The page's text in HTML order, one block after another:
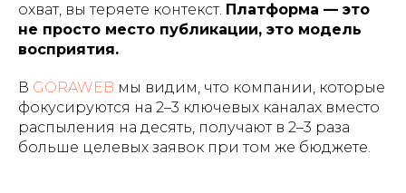
охват, вы теряете контекст. Платформа — это
не просто место публикации, это модель
восприятия.
В GORAWEB мы видим, что компании, которые
фокусируются на 2–3 ключевых каналах вместо
распыления на десять, получают в 2–3 раза
больше целевых заявок при том же бюджете.